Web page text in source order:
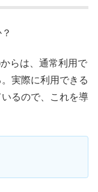
らは、通常利用で
実際に利用できる
るので、これを導